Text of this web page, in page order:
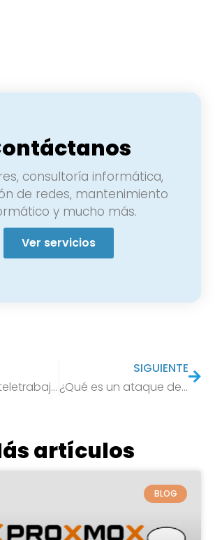
consultoría informática,
de redes, mantenimiento
y mucho más.
Ver servicios
Sistemas de teletrabajo en las empresas
SIGUIENTE
¿Qué es un ataque de ransomware?
artículos
BLOG